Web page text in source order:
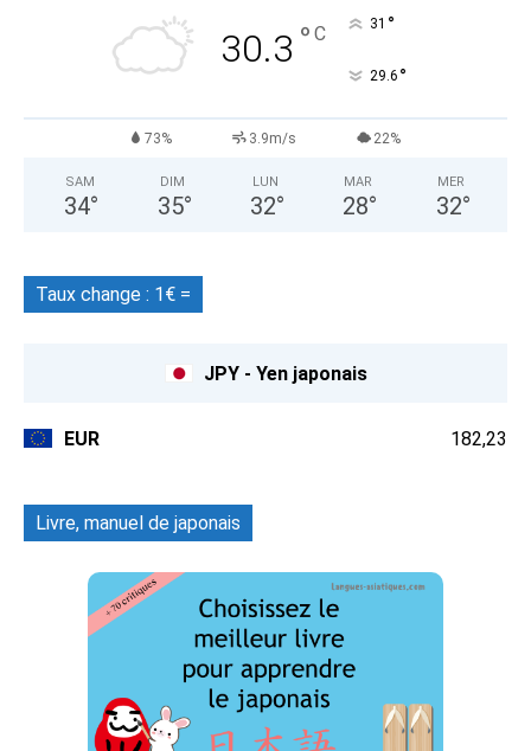
30.3 ° C 31 °
29.6 °
73% 3.9m/s 22%
SAM
34°
DIM
35°
LUN
32°
MAR
28°
MER
32°
Taux change : 1€ =
JPY - Yen japonais
EUR 182,23
Livre, manuel de japonais